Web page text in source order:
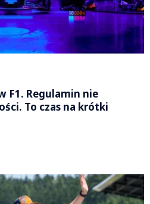
F1. Regulamin nie
To czas na krótki